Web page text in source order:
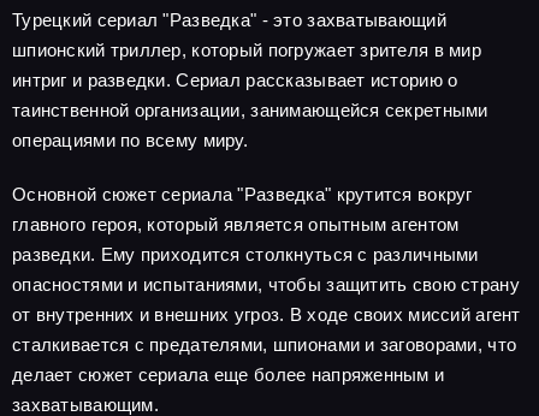
Турецкий сериал "Разведка" - это захватывающий
шпионский триллер, который погружает зрителя в мир
интриг и разведки. Сериал рассказывает историю о
таинственной организации, занимающейся секретными
операциями по всему миру.
Основной сюжет сериала "Разведка" крутится вокруг
главного героя, который является опытным агентом
разведки. Ему приходится столкнуться с различными
опасностями и испытаниями, чтобы защитить свою страну
от внутренних и внешних угроз. В ходе своих миссий агент
сталкивается с предателями, шпионами и заговорами, что
делает сюжет сериала еще более напряженным и
захватывающим.